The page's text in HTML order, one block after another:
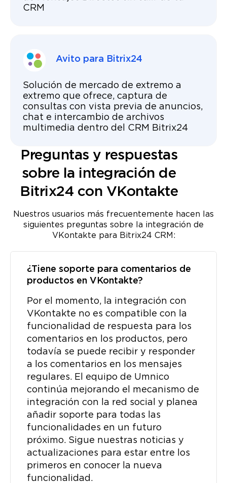
CRM
Avito para Bitrix24
Solución de mercado de extremo a
extremo que ofrece, captura de
consultas con vista previa de anuncios,
chat e intercambio de archivos
multimedia dentro del CRM Bitrix24
Preguntas y respuestas
sobre la integración de
Bitrix24 con VKontakte
Nuestros usuarios más frecuentemente hacen las
siguientes preguntas sobre la integración de
VKontakte para Bitrix24 CRM:
¿Tiene soporte para comentarios de
productos en VKontakte?
Por el momento, la integración con
VKontakte no es compatible con la
funcionalidad de respuesta para los
comentarios en los productos, pero
todavía se puede recibir y responder
a los comentarios en los mensajes
regulares. El equipo de Umnico
continúa mejorando el mecanismo de
integración con la red social y planea
añadir soporte para todas las
funcionalidades en un futuro
próximo. Sigue nuestras noticias y
actualizaciones para estar entre los
primeros en conocer la nueva
funcionalidad.